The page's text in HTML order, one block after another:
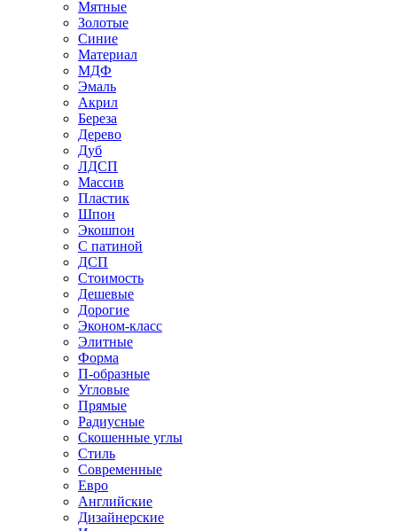
Мятные
Золотые
Синие
Материал
МДФ
Эмаль
Акрил
Береза
Дерево
Дуб
ЛДСП
Массив
Пластик
Шпон
Экошпон
С патиной
ДСП
Стоимость
Дешевые
Дорогие
Эконом-класс
Элитные
Форма
П-образные
Угловые
Прямые
Радиусные
Скошенные углы
Стиль
Современные
Евро
Английские
Дизайнерские